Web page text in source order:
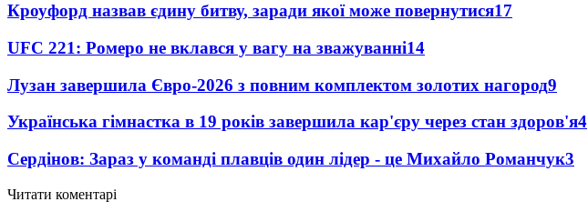
Кроуфорд назвав єдину битву, заради якої може повернутися17
UFC 221: Ромеро не вклався у вагу на зважуванні14
Лузан завершила Євро-2026 з повним комплектом золотих нагород9
Українська гімнастка в 19 років завершила кар'єру через стан здоров'я4
Сердінов: Зараз у команді плавців один лідер - це Михайло Романчук3
Читати коментарі